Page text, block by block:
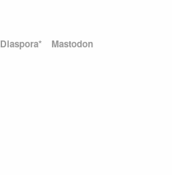
Diaspora* Mastodon